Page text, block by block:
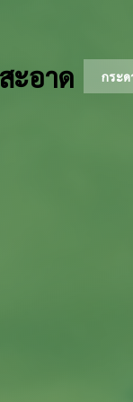
ะอาด กระ